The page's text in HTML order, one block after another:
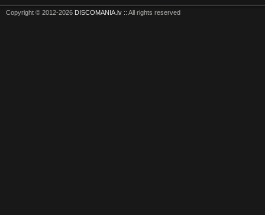
Copyright © 2012-2026 DISCOMANIA.lv :: All rights reserved